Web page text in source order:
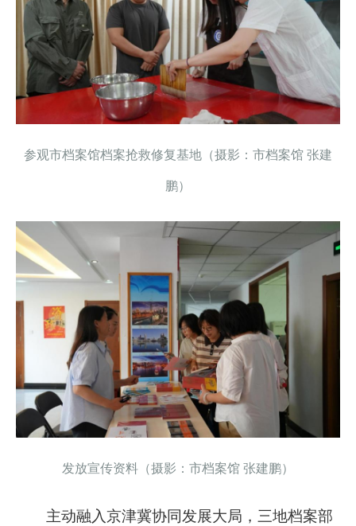
参观市档案馆档案抢救修复基地（摄影：市档案馆 张建
鹏）
发放宣传资料（摄影：市档案馆 张建鹏）
主动融入京津冀协同发展大局，三地档案部